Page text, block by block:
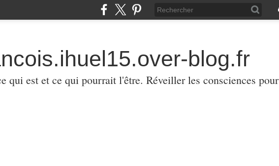
blog.fr
qui est et ce qui pourrait l'être. Réveiller les consciences pour